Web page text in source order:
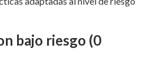
bajo riesgo (0